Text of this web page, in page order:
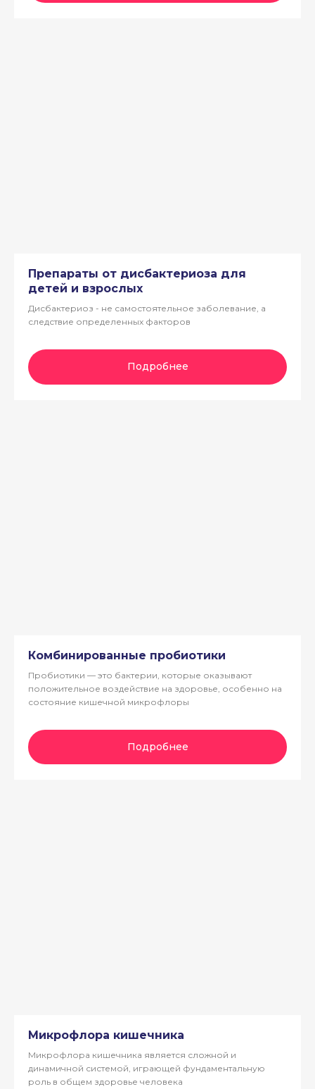
Препараты от дисбактериоза для
детей и взрослых
Дисбактериоз - не самостоятельное заболевание, а
следствие определенных факторов
Подробнее
Комбинированные пробиотики
Пробиотики — это бактерии, которые оказывают
положительное воздействие на здоровье, особенно на
состояние кишечной микрофлоры
Подробнее
Микрофлора кишечника
Микрофлора кишечника является сложной и
динамичной системой, играющей фундаментальную
роль в общем здоровье человека